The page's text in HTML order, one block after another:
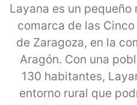
Layana es un
comarca de las
de Zaragoza, en la
Aragón. Con una
130 habitantes,
entorno rural que